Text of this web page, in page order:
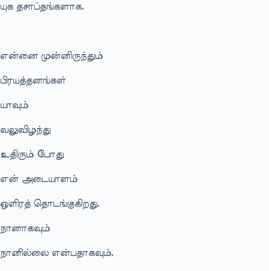
யுக தசாப்தங்களாக.
என்னை முன்னிருந்தும்
பிரயத்தனங்கள்
யாவும்
வலுவிழந்து
உதிரும் போது
என் அடையாளம்
ஒளிரத் தொடங்குகிறது.
நானாகவும்
நானில்லை என்பதாகவும்.